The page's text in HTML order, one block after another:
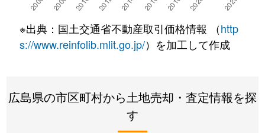
皆実町
12,000万円 広島
徒歩45分
皆実町
3,400万円 広島
徒歩45分
皆実町
3,300万円 広島
徒歩45分
4,300万円
※出典：国土交通省不動産取引価格情報 （http
s://www.reinfolib.mlit.go.jp/）を加工して作成
広島県の市区町村から土地売却・査定情報を探
す